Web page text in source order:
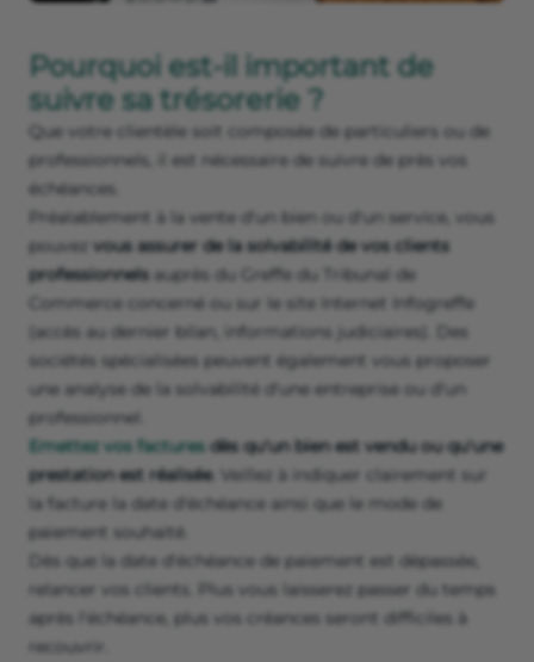
Pourquoi est-il important de
suivre sa trésorerie ?
Que votre clientèle soit composée de particuliers ou de
professionnels, il est nécessaire de suivre de près vos
échéances.
Préalablement à la vente d'un bien ou d'un service, vous
pouvez vous assurer de la solvabilité de vos clients
professionnels auprès du Greffe du Tribunal de
Commerce concerné ou sur le site Internet Infogreffe
(accès au dernier bilan, informations judiciaires). Des
sociétés spécialisées peuvent également vous proposer
une analyse de la solvabilité d'une entreprise ou d'un
professionnel.
Emettez vos factures dès qu'un bien est vendu ou qu'une
prestation est réalisée. Veillez à indiquer clairement sur
la facture la date d'échéance ainsi que le mode de
paiement souhaité.
Dès que la date d'échéance de paiement est dépassée,
relancer vos clients. Plus vous laisserez passer du temps
après l'échéance, plus vos créances seront difficiles à
recouvrir.